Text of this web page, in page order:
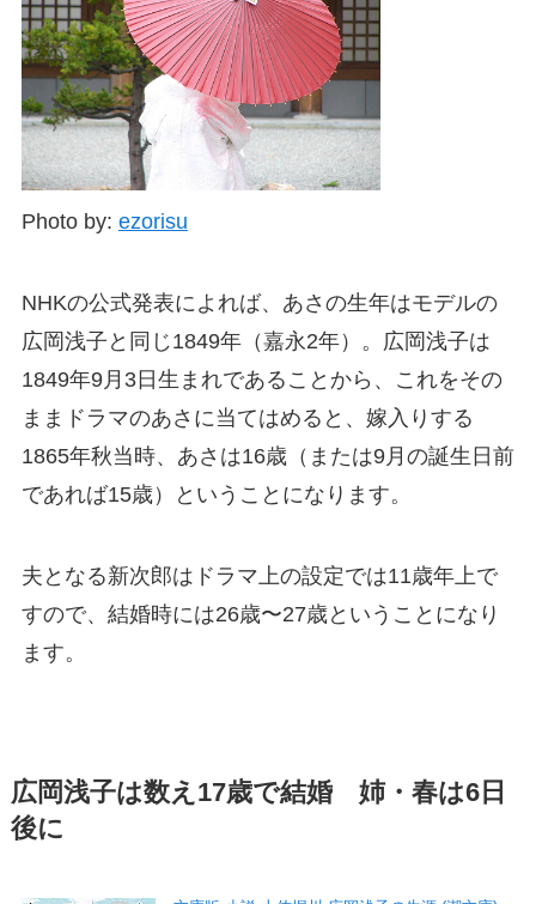
Photo by: ezorisu
NHKの公式発表によれば、あさの生年はモデルの
広岡浅子と同じ1849年（嘉永2年）。広岡浅子は
1849年9月3日生まれであることから、これをその
ままドラマのあさに当てはめると、嫁入りする
1865年秋当時、あさは16歳（または9月の誕生日前
であれば15歳）ということになります。
夫となる新次郎はドラマ上の設定では11歳年上で
すので、結婚時には26歳〜27歳ということになり
ます。
広岡浅子は数え17歳で結婚 姉・春は6日
後に